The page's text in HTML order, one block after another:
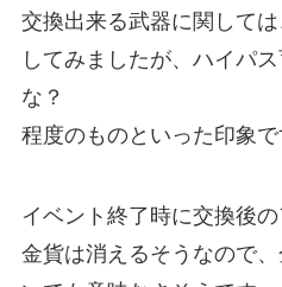
交換出来る武器に関して
してみましたが、ハイパ
な？
程度のものといった印象で
イベント終了時に交換後
金貨は消えるそうなので